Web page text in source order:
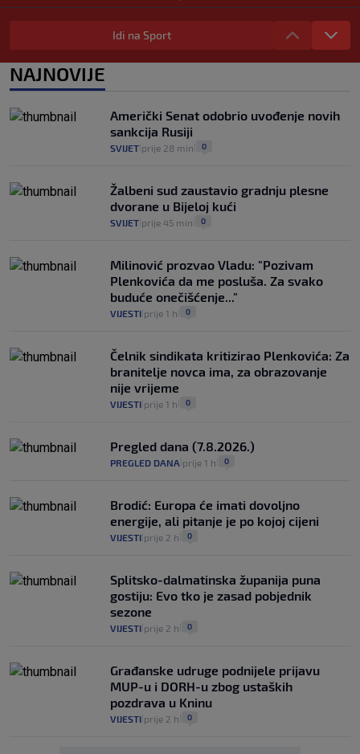
Izračunali smo koliko košta putovanje
automobilom na Hvar iz Zagreba, a
14
zdravstvenu iskaznicu". Kakva su prava
pacijenata izvan mjesta prebivališta?
1. kol. 1
Idi na Sport
NAJNOVIJE
Američki Senat odobrio uvođenje novih
sankcija Rusiji
SVIJET prije 28 min 0
Žalbeni sud zaustavio gradnju plesne
dvorane u Bijeloj kući
SVIJET prije 45 min 0
Milinović prozvao Vladu: "Pozivam
Plenkovića da me posluša. Za svako
buduće onečišćenje..."
VIJESTI prije 1 h 0
Čelnik sindikata kritizirao Plenkovića: Za
branitelje novca ima, za obrazovanje
nije vrijeme
VIJESTI prije 1 h 0
Pregled dana (7.8.2026.)
PREGLED DANA prije 1 h 0
Brodić: Europa će imati dovoljno
energije, ali pitanje je po kojoj cijeni
VIJESTI prije 2 h 0
Splitsko-dalmatinska županija puna
gostiju: Evo tko je zasad pobjednik
sezone
VIJESTI prije 2 h 0
Građanske udruge podnijele prijavu
MUP-u i DORH-u zbog ustaških
pozdrava u Kninu
VIJESTI prije 2 h 0